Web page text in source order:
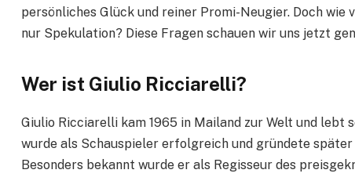
persönliches Glück und reiner Promi-Neugier. Doch wie
nur Spekulation? Diese Fragen schauen wir uns jetzt
Wer ist Giulio Ricciarelli?
Giulio Ricciarelli kam 1965 in Mailand zur Welt und lebt
wurde als Schauspieler erfolgreich und gründete
Besonders bekannt wurde er als Regisseur des